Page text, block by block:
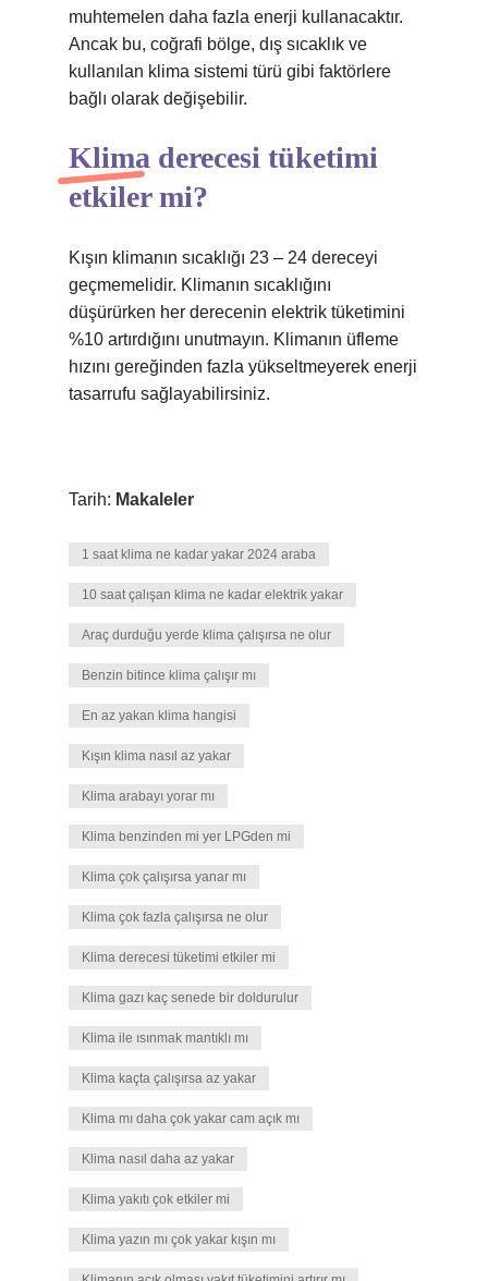
muhtemelen daha fazla enerji kullanacaktır.
Ancak bu, coğrafi bölge, dış sıcaklık ve
kullanılan klima sistemi türü gibi faktörlere
bağlı olarak değişebilir.
Klima derecesi tüketimi
etkiler mi?
Kışın klimanın sıcaklığı 23 – 24 dereceyi
geçmemelidir. Klimanın sıcaklığını
düşürürken her derecenin elektrik tüketimini
%10 artırdığını unutmayın. Klimanın üfleme
hızını gereğinden fazla yükseltmeyerek enerji
tasarrufu sağlayabilirsiniz.
Tarih: Makaleler
1 saat klima ne kadar yakar 2024 araba
10 saat çalışan klima ne kadar elektrik yakar
Araç durduğu yerde klima çalışırsa ne olur
Benzin bitince klima çalışır mı
En az yakan klima hangisi
Kışın klima nasıl az yakar
Klima arabayı yorar mı
Klima benzinden mi yer LPGden mi
Klima çok çalışırsa yanar mı
Klima çok fazla çalışırsa ne olur
Klima derecesi tüketimi etkiler mi
Klima gazı kaç senede bir doldurulur
Klima ile ısınmak mantıklı mı
Klima kaçta çalışırsa az yakar
Klima mı daha çok yakar cam açık mı
Klima nasıl daha az yakar
Klima yakıtı çok etkiler mi
Klima yazın mı çok yakar kışın mı